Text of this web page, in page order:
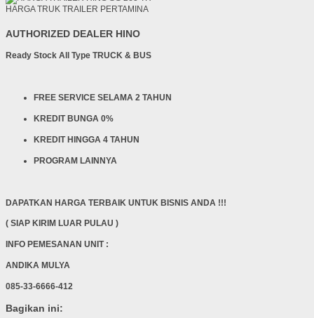
HARGA TRUK TRAILER PERTAMINA
AUTHORIZED DEALER HINO
Ready Stock All Type TRUCK & BUS
FREE SERVICE SELAMA 2 TAHUN
KREDIT BUNGA 0%
KREDIT HINGGA 4 TAHUN
PROGRAM LAINNYA
DAPATKAN HARGA TERBAIK UNTUK BISNIS ANDA !!!
( SIAP KIRIM LUAR PULAU )
INFO PEMESANAN UNIT :
ANDIKA MULYA
085-33-6666-412
Bagikan ini: